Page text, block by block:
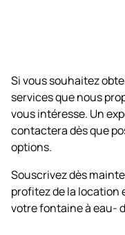
Si vous souhaitez
services que nous
vous intéresse. Un
contactera dès que
options.
Souscrivez dès
profitez de la location
votre fontaine à eau-